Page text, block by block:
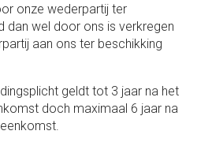
onze wederpartij ter
dan wel door ons is verkregen
aan ons ter beschikking
geldt tot 3 jaar na het
doch maximaal 6 jaar na